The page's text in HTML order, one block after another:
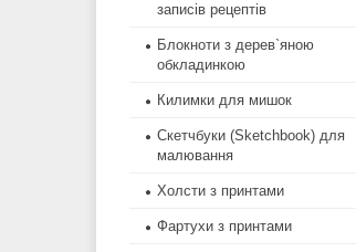
записів рецептів
Блокноти з дерев`яною
обкладинкою
Килимки для мишок
Скетчбуки (Sketchbook) для
малювання
Холсти з принтами
Фартухи з принтами